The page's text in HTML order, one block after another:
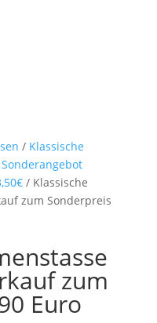
/ Klassische
Sonderangebot
/ Klassische
zum Sonderpreis
zum
Euro